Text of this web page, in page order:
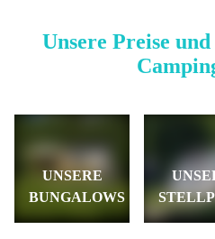
Unsere Preise
UNSERE
BUNGALOWS